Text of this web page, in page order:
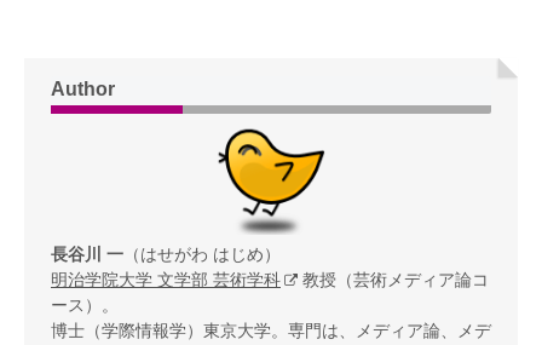
Author
長谷川 一 （はせがわ はじめ）
明治学院大学 文学部 芸術学科
教授（芸術メディア論コ
ース）。
博士（学際情報学）東京大学。専門は、メディア論、メデ